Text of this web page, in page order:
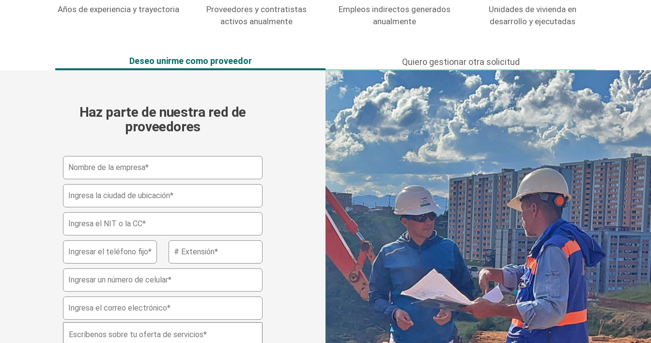
Años de experiencia y trayectoria
Proveedores y contratistas
activos anualmente
Empleos indirectos generados
anualmente
Unidades de vivienda en
desarrollo y ejecutadas
Deseo unirme como proveedor Quiero gestionar otra solicitud
Haz parte de nuestra red de
proveedores